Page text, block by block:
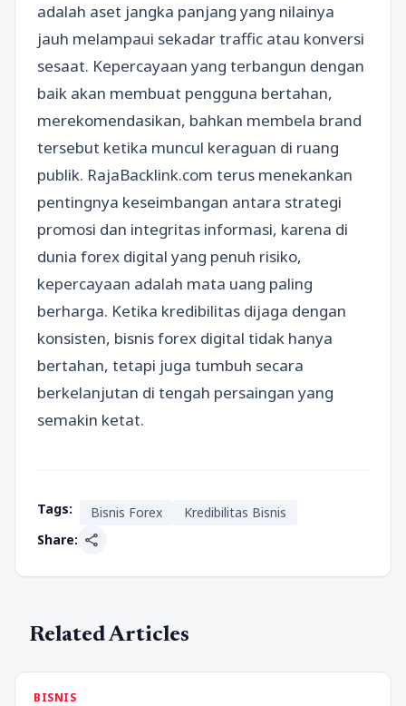
adalah aset jangka panjang yang nilainya
jauh melampaui sekadar traffic atau konversi
sesaat. Kepercayaan yang terbangun dengan
baik akan membuat pengguna bertahan,
merekomendasikan, bahkan membela brand
tersebut ketika muncul keraguan di ruang
publik. RajaBacklink.com terus menekankan
pentingnya keseimbangan antara strategi
promosi dan integritas informasi, karena di
dunia forex digital yang penuh risiko,
kepercayaan adalah mata uang paling
berharga. Ketika kredibilitas dijaga dengan
konsisten, bisnis forex digital tidak hanya
bertahan, tetapi juga tumbuh secara
berkelanjutan di tengah persaingan yang
semakin ketat.
Tags: Bisnis Forex
Kredibilitas Bisnis
Share: share
Related Articles
BISNIS